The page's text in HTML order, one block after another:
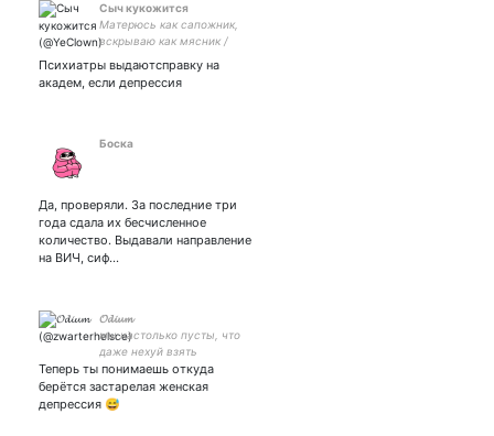
Сыч кукожится
Матерюсь как сапожник,
вскрываю как мясник /
паутину / Я в депрессии
пятый год, детка
Психиатры выдаютсправку на
академ, если депрессия
Боска
Да, проверяли. За последние три
года сдала их бесчисленное
количество. Выдавали направление
на ВИЧ, сиф…
𝓞𝓭𝓲𝓾𝓶
мы настолько пусты, что
даже нехуй взять
Теперь ты понимаешь откуда
берётся застарелая женская
депрессия 😅